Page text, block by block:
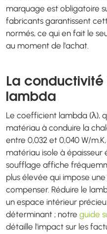
marquage est obligatoire
fabricants garantissent
normés, ce qui en fait le
au moment de l'achat.
La conductivité
lambda
Le coefficient lambda (λ),
matériau à conduire la
entre 0,032 et 0,040 W/
matériau isole à épaisseur
soufflage affiche
plus élevée qui impose
compenser. Réduire le
un espace intérieur
déterminant ; notre guide
détaille l'impact sur les